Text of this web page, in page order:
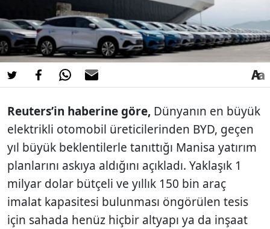
Reuters’in haberine göre, Dünyanın en büyük
elektrikli otomobil üreticilerinden BYD, geçen
yıl büyük beklentilerle tanıttığı Manisa yatırım
planlarını askıya aldığını açıkladı. Yaklaşık 1
milyar dolar bütçeli ve yıllık 150 bin araç
imalat kapasitesi bulunması öngörülen tesis
için sahada henüz hiçbir altyapı ya da inşaat